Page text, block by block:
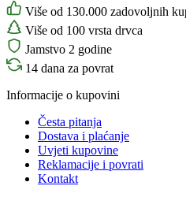
Više od 130.000 zadovoljnih
Više od 100 vrsta drvca
Jamstvo 2 godine
14 dana za povrat
Informacije o kupovini
Česta pitanja
Dostava i plaćanje
Uvjeti kupovine
Reklamacije i povrati
Kontakt